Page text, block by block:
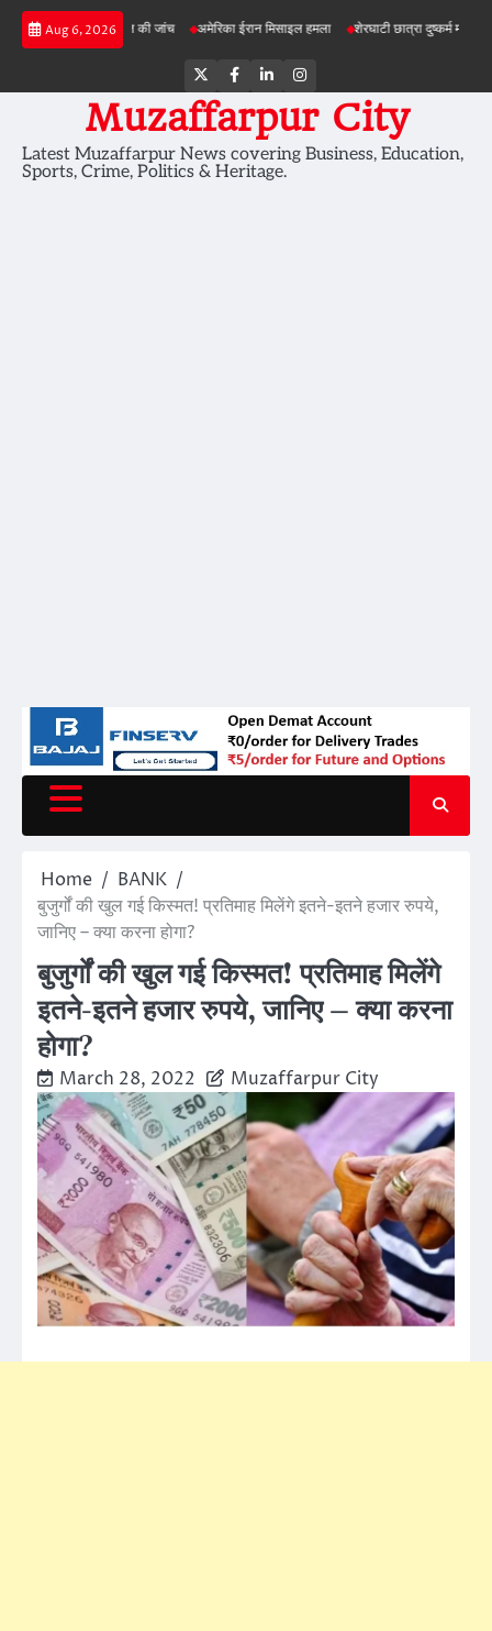
Skip
Aug 6, 2026
जमीन की सेहत की जांच अमेरिका ईरान मिसाइल हमला शेरघाटी छात्रा दुष्कर्म मामला पटना
Twitter
Facebook
LinkedInInstagram
Muzaffarpur City
Latest Muzaffarpur News covering Business, Education,
Sports, Crime, Politics & Heritage.
Home
BANK
बुजुर्गों की खुल गई किस्मत! प्रतिमाह मिलेंगे इतने-इतने हजार रुपये,
जानिए – क्या करना होगा?
बुजुर्गों की खुल गई किस्मत! प्रतिमाह मिलेंगे
इतने-इतने हजार रुपये, जानिए – क्या करना
होगा?
March 28, 2022 Muzaffarpur City